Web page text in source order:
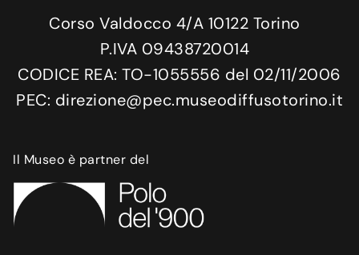
Corso Valdocco 4/A 10122 Torino
P.IVA 09438720014
CODICE REA: TO-1055556 del 02/11/2006
PEC: direzione@pec.museodiffusotorino.it
Il Museo è partner del